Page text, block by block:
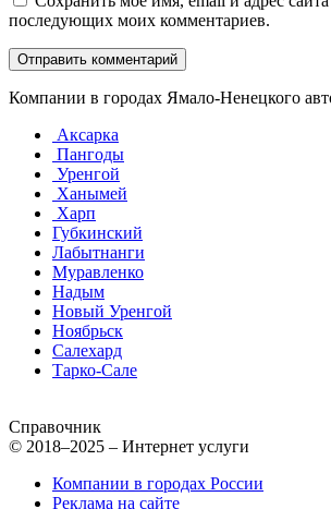
последующих моих комментариев.
Компании в городах Ямало-Ненецкого
Аксарка
Пангоды
Уренгой
Ханымей
Харп
Губкинский
Лабытнанги
Муравленко
Надым
Новый Уренгой
Ноябрьск
Салехард
Тарко-Сале
Справочник
© 2018–2025 – Интернет услуги
Компании в городах России
Реклама на сайте